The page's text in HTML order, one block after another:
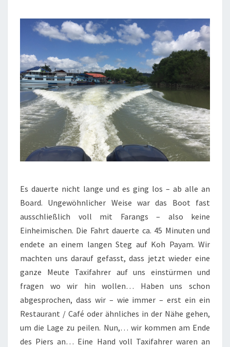
Es dauerte nicht lange und es ging los – ab alle an
Board. Ungewöhnlicher Weise war das Boot fast
ausschließlich voll mit Farangs – also keine
Einheimischen. Die Fahrt dauerte ca. 45 Minuten und
endete an einem langen Steg auf Koh Payam. Wir
machten uns darauf gefasst, dass jetzt wieder eine
ganze Meute Taxifahrer auf uns einstürmen und
fragen wo wir hin wollen… Haben uns schon
abgesprochen, dass wir – wie immer – erst ein ein
Restaurant / Café oder ähnliches in der Nähe gehen,
um die Lage zu peilen. Nun,… wir kommen am Ende
des Piers an… Eine Hand voll Taxifahrer waren an